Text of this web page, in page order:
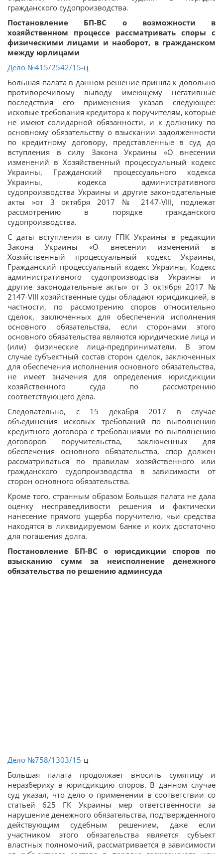
гражданского судопроизводства.
Постановление БП-ВС о возможности в
хозяйственном процессе рассматривать споры с
физическими лицами и наоборот, в гражданском
между юрлицами
Дело №415/2542/15-ц
Большая палата в данном решение пришла к довольно
противоречивому выводу имеющему негативные
последствия его применения указав следующее:
исковые требования кредитора к поручителям, которые
не имеют солидарной обязанности, и к должнику по
основному обязательству о взыскании задолженности
по кредитному договору, представленные в суд до
вступления в силу Закона Украины «О внесении
изменений в Хозяйственный процессуальный кодекс
Украины, Гражданский процессуального кодекса
Украины, кодекса административного
судопроизводства Украины и другие законодательные
акты »от 3 октября 2017 № 2147-VIII, подлежат
рассмотрению в порядке гражданского
судопроизводства.
С даты вступления в силу ГПК Украины в редакции
Закона Украины «О внесении изменений в
Хозяйственный процессуальный кодекс Украины,
Гражданский процессуальный кодекс Украины, Кодекс
административного судопроизводства Украины и
другие законодательные акты» от 3 октября 2017 №
2147-VIII хозяйственные суды обладают юрисдикцией, в
частности, по рассмотрению споров относительно
сделок, заключенных для обеспечения исполнения
основного обязательства, если сторонами этого
основного обязательства являются юридические лица и
(или) физические лица-предприниматели. В этом
случае субъектный состав сторон сделок, заключенных
для обеспечения исполнения основного обязательства,
не имеет значения для определения юрисдикции
хозяйственного суда по рассмотрению
соответствующего дела.
Следовательно, с 15 декабря 2017 в случае
объединения исковых требований по выполнению
кредитного договора с требованиями по выполнению
договоров поручительства, заключенных для
обеспечения основного обязательства, спор должен
рассматриваться по правилам хозяйственного или
гражданского судопроизводства в зависимости от
сторон основного обязательства.
Кроме того, странным образом Большая палата не дала
оценку несправедливости решения и фактически
нанесение прямого ущерба поручителю, чьи средства
находятся в ликвидируемом банке и коих достаточно
для погашения долга.
Постановление БП-ВС о юрисдикции споров по
взысканию сумм за неисполнение денежного
обязательства по решению админсуда
Дело №758/1303/15-ц
Большая палата продолжает вносить сумятицу и
неразбериху в юрисдикцию споров. В данном случае
суд указал, что дело о применении в соответствии со
статьей 625 ГК Украины мер ответственности за
нарушение денежного обязательства, подтвержденного
действующим судебным решением, даже если
участником этого обязательства является субъект
властных полномочий, рассматривается в зависимости